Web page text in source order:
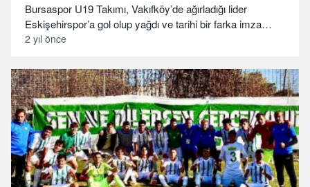
Bursaspor U19 Takımı, Vakıfköy’de ağırladığı lider
Eskişehirspor’a gol olup yağdı ve tarihi bir farka imza…
2 yıl önce